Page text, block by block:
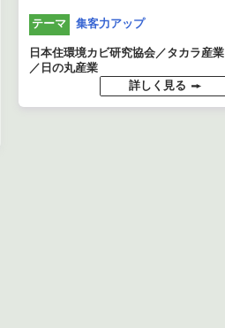
テーマ 集客力アップ
日本住環境カビ研究協会／タカラ産業
／日の丸産業
詳しく見る